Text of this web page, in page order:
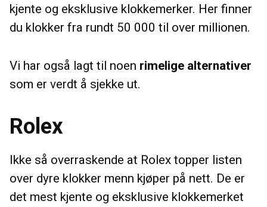
kjente og eksklusive klokkemerker. Her finner
du klokker fra rundt 50 000 til over millionen.
Vi har også lagt til noen rimelige alternativer
som er verdt å sjekke ut.
Rolex
Ikke så overraskende at Rolex topper listen
over dyre klokker menn kjøper på nett. De er
det mest kjente og eksklusive klokkemerket